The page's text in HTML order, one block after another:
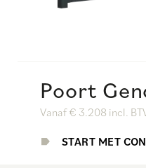
Poort
Vanaf € 3.208 incl.
START MET